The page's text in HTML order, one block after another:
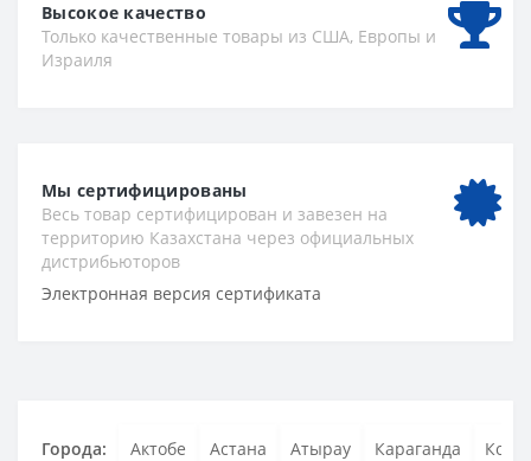
Высокое качество
Только качественные товары из США, Европы и
Израиля
Мы сертифицированы
Весь товар сертифицирован и завезен на
территорию Казахстана через официальных
дистрибьюторов
Электронная версия сертификата
Города: Актобе Астана Атырау Караганда